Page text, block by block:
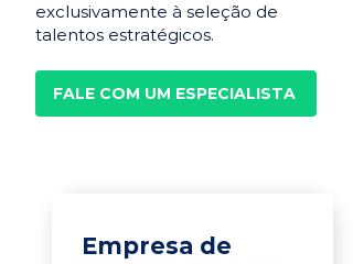
exclusivamente à seleção de
talentos estratégicos.
FALE COM UM ESPECIALISTA
Empresa de